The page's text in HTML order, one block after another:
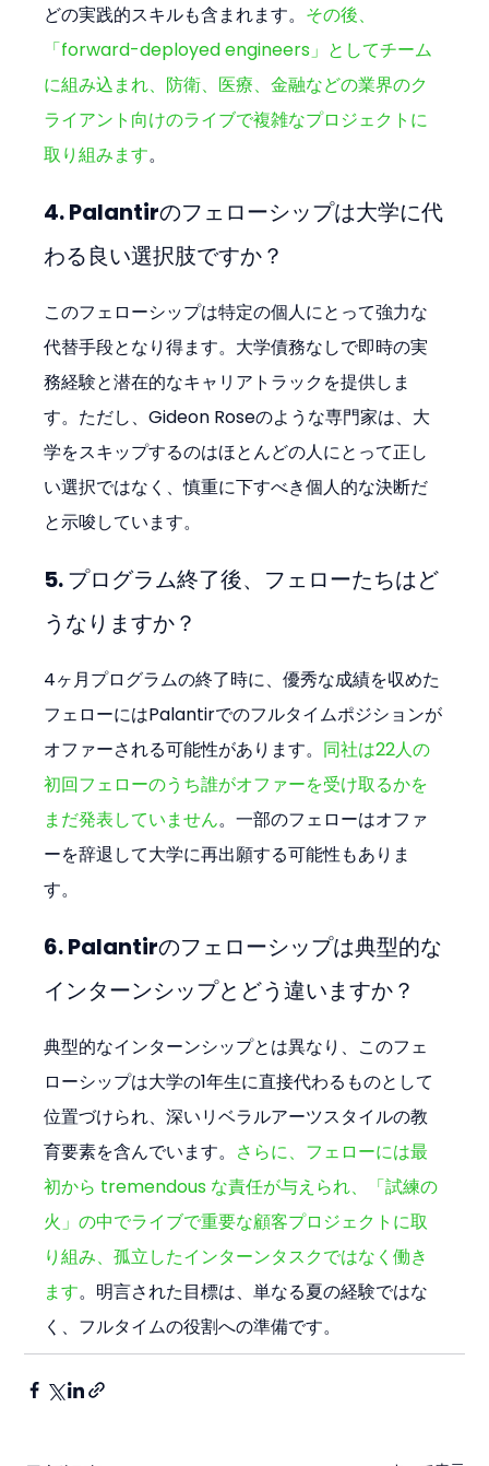
どの実践的スキルも含まれます。 その後、
「forward-deployed engineers」としてチーム
に組み込まれ、防衛、医療、金融などの業界のク
ライアント向けのライブで複雑なプロジェクトに
取り組みます。
4. Palantirのフェローシップは大学に代
わる良い選択肢ですか？
このフェローシップは特定の個人にとって強力な
代替手段となり得ます。大学債務なしで即時の実
務経験と潜在的なキャリアトラックを提供しま
す。ただし、Gideon Roseのような専門家は、大
学をスキップするのはほとんどの人にとって正し
い選択ではなく、慎重に下すべき個人的な決断だ
と示唆しています。
5. プログラム終了後、フェローたちはど
うなりますか？
4ヶ月プログラムの終了時に、優秀な成績を収めた
フェローにはPalantirでのフルタイムポジションが
オファーされる可能性があります。 同社は22人の
初回フェローのうち誰がオファーを受け取るかを
まだ発表していません。一部のフェローはオファ
ーを辞退して大学に再出願する可能性もありま
す。
6. Palantirのフェローシップは典型的な
インターンシップとどう違いますか？
典型的なインターンシップとは異なり、このフェ
ローシップは大学の1年生に直接代わるものとして
位置づけられ、深いリベラルアーツスタイルの教
育要素を含んでいます。 さらに、フェローには最
初から tremendous な責任が与えられ、「試練の
火」の中でライブで重要な顧客プロジェクトに取
り組み、孤立したインターンタスクではなく働き
ます。明言された目標は、単なる夏の経験ではな
く、フルタイムの役割への準備です。